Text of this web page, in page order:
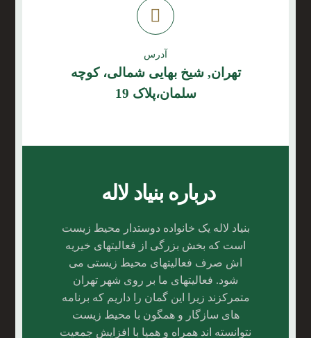
آدرس
تهران, شیخ بهایی شمالی، کوچه
سلمان،پلاک 19
درباره بنیاد لاله
بنیاد لاله یک خانواده دوستدار محیط زیست
است که بخش بزرگی از فعالیتهای خیریه
اش صرف فعالیتهای محیط زیستی می
شود. فعالیتهای ما بر روی شهر تهران
متمرکزند زیرا این گمان را داریم که برنامه
های سازگار و همگون با محیط زیست
نتوانسته اند همراه و همپا با افزایش جمعیت